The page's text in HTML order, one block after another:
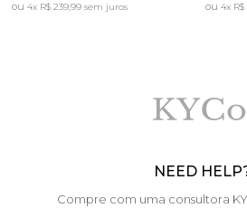
4x R$ 239,99sem juros 4x R$
NEED
Compre com uma consultora